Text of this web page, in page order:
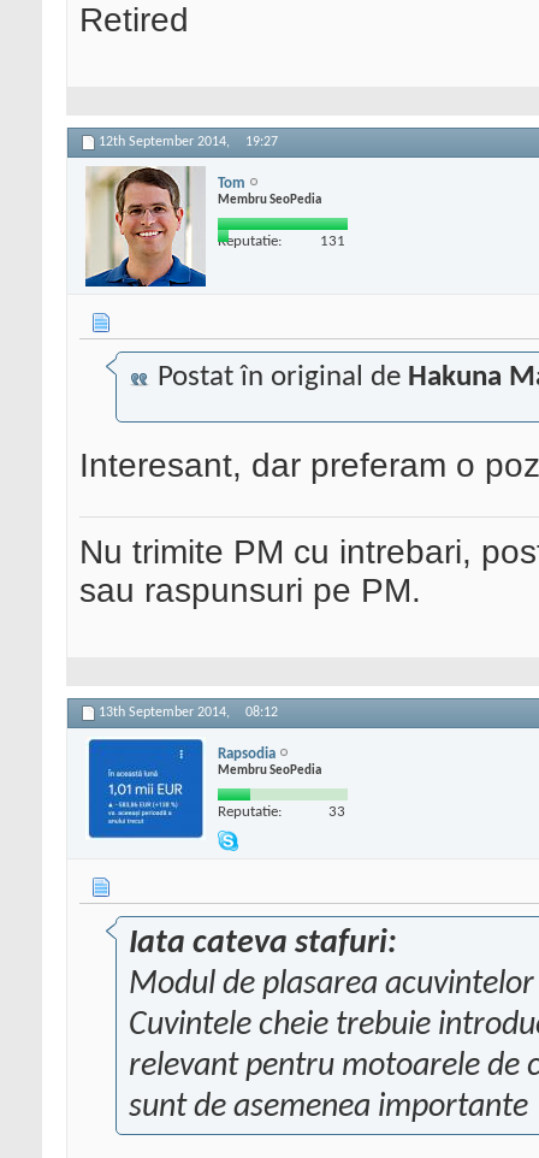
Retired
12th September 2014, 19:27
Tom
Membru SeoPedia
Reputatie: 131
Postat în original de Hakuna
Interesant, dar preferam o
Nu trimite PM cu intrebari,
sau raspunsuri pe PM.
13th September 2014, 08:12
Rapsodia
Membru SeoPedia
Reputatie: 33
Iata cateva stafuri:
Modul de plasarea
Cuvintele cheie trebuie
relevant pentru motoarele de
sunt de asemenea importante